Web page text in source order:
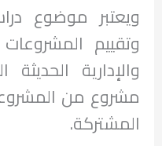
ويعتبر موضوع
وتقييم
والإدارية
مشروع من
المشتركة.